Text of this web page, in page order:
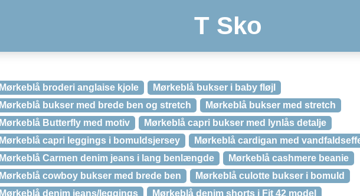
T Sko
Mørkeblå broderi anglaise kjole
Mørkeblå bukser i baby fløjl
Mørkeblå bukser med brede ben og stretch
Mørkeblå bukser med stretch
Mørkeblå Butterfly med motiv
Mørkeblå capri bukser med lynlås detalje
Mørkeblå capri leggings i bomuldsjersey
Mørkeblå cardigan med
Mørkeblå Carmen denim jeans i lang benlængde
Mørkeblå cashmere beanie
Mørkeblå cowboy bukser med brede ben
Mørkeblå culotte bukser i bomuld
Mørkeblå denim jeans/leggings
Mørkeblå denim shorts i Fit 42 model